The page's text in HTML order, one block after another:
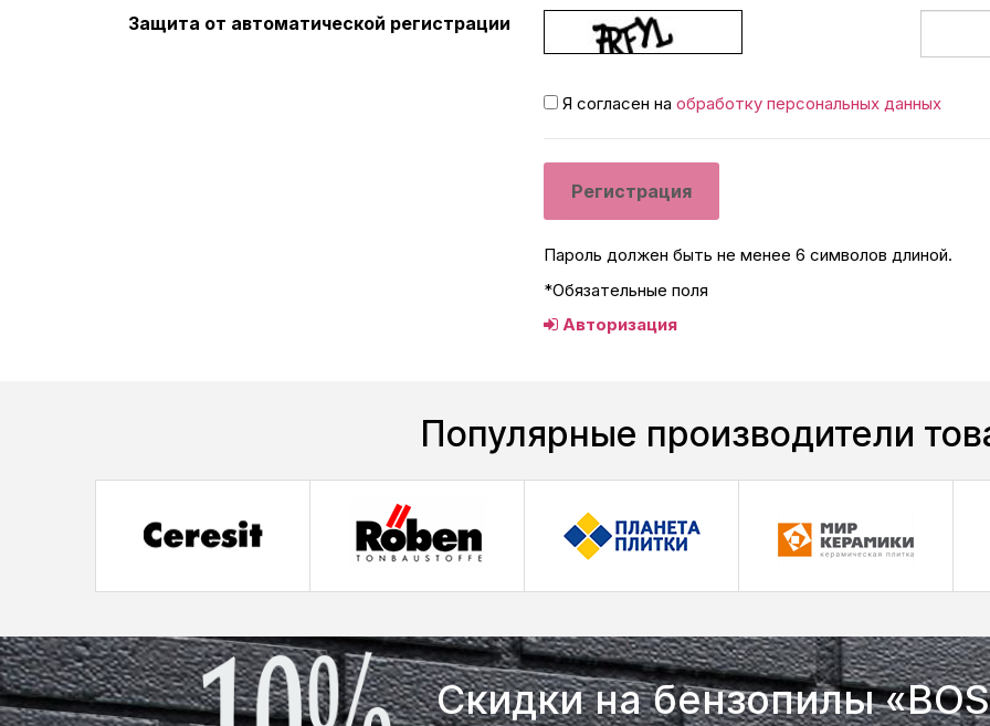
Защита от автоматической регистрации
Я согласен на обработку персональных данных
Пароль должен быть не менее 6 символов длиной.
*Обязательные поля
Авторизация
Популярные производители
Скидки на бензопилы